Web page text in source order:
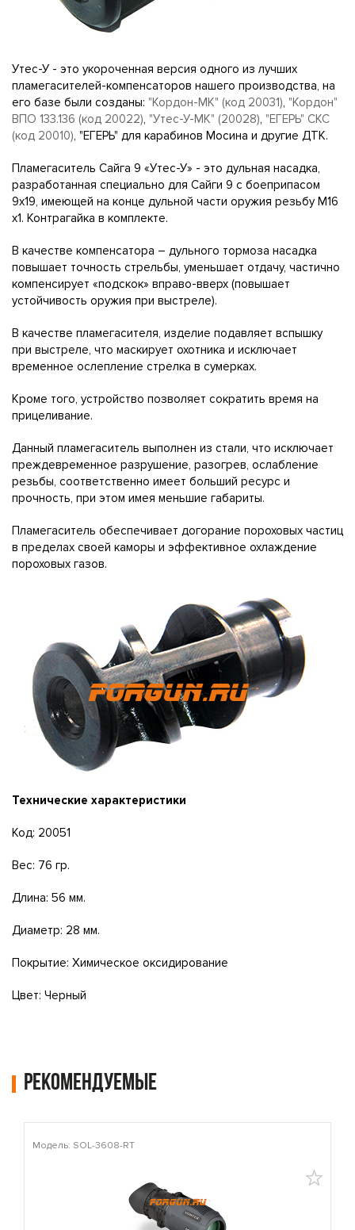
Утес-У - это укороченная версия одного из лучших
пламегасителей-компенсаторов нашего производства, на
его базе были созданы: "Кордон-МК" (код 20031), "Кордон"
ВПО 133.136 (код 20022), "Утес-У-МК" (20028), "ЕГЕРЬ" СКС
(код 20010), "ЕГЕРЬ" для карабинов Мосина и другие ДТК.
Пламегаситель Сайга 9 «Утес-У» - это дульная насадка,
разработанная специально для Сайги 9 с боеприпасом
9х19, имеющей на конце дульной части оружия резьбу М16
х1. Контрагайка в комплекте.
В качестве компенсатора – дульного тормоза насадка
повышает точность стрельбы, уменьшает отдачу, частично
компенсирует «подскок» вправо-вверх (повышает
устойчивость оружия при выстреле).
В качестве пламегасителя, изделие подавляет вспышку
при выстреле, что маскирует охотника и исключает
временное ослепление стрелка в сумерках.
Кроме того, устройство позволяет сократить время на
прицеливание.
Данный пламегаситель выполнен из стали, что исключает
преждевременное разрушение, разогрев, ослабление
резьбы, соответственно имеет больший ресурс и
прочность, при этом имея меньшие габариты.
Пламегаситель обеспечивает догорание пороховых частиц
в пределах своей каморы и эффективное охлаждение
пороховых газов.
Технические характеристики
Код: 20051
Вес: 76 гр.
Длина: 56 мм.
Диаметр: 28 мм.
Покрытие: Химическое оксидирование
Цвет: Черный
Рекомендуемые
Модель: SOL-3608-RT